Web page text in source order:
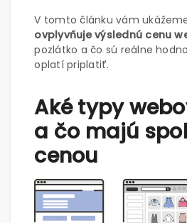
V tomto článku vám
ovplyvňuje výslednú cenu
pozlátko a čo sú reálne
oplatí priplatiť.
Aké typy
a čo majú
cenou